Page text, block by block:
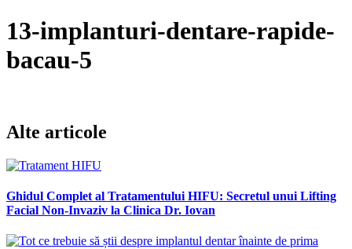
13-implanturi-dentare-rapide-
bacau-5
Alte articole
Ghidul Complet al Tratamentului HIFU: Secretul unui Lifting
Facial Non-Invaziv la Clinica Dr. Iovan